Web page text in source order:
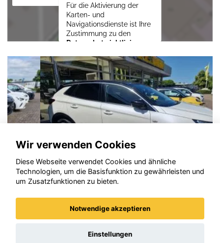
Für die Aktivierung der
Karten- und
Navigationsdienste ist Ihre
Zustimmung zu den
Datenschutzrichtlinien
LLCerforderlich.
Zustimmen und
aktivieren
Opel Grandland (X)
Wir verwenden Cookies
Diese Webseite verwendet Cookies und ähnliche
Technologien, um die Basisfunktion zu gewährleisten und
um Zusatzfunktionen zu bieten.
Notwendige akzeptieren
Einstellungen